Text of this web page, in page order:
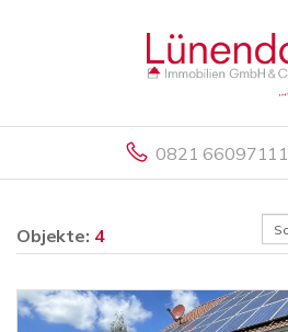
0821 66097111
Objekte: 4